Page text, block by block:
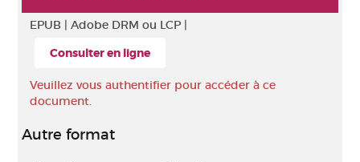
EPUB | Adobe DRM ou LCP |
Consulter en ligne
Veuillez vous authentifier pour accéder à ce
document.
Autre format